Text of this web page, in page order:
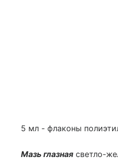
5 мл - флаконы
Мазь глазная светло-